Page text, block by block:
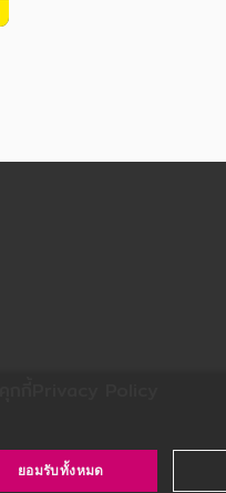
ยอมรับทั้งหมด